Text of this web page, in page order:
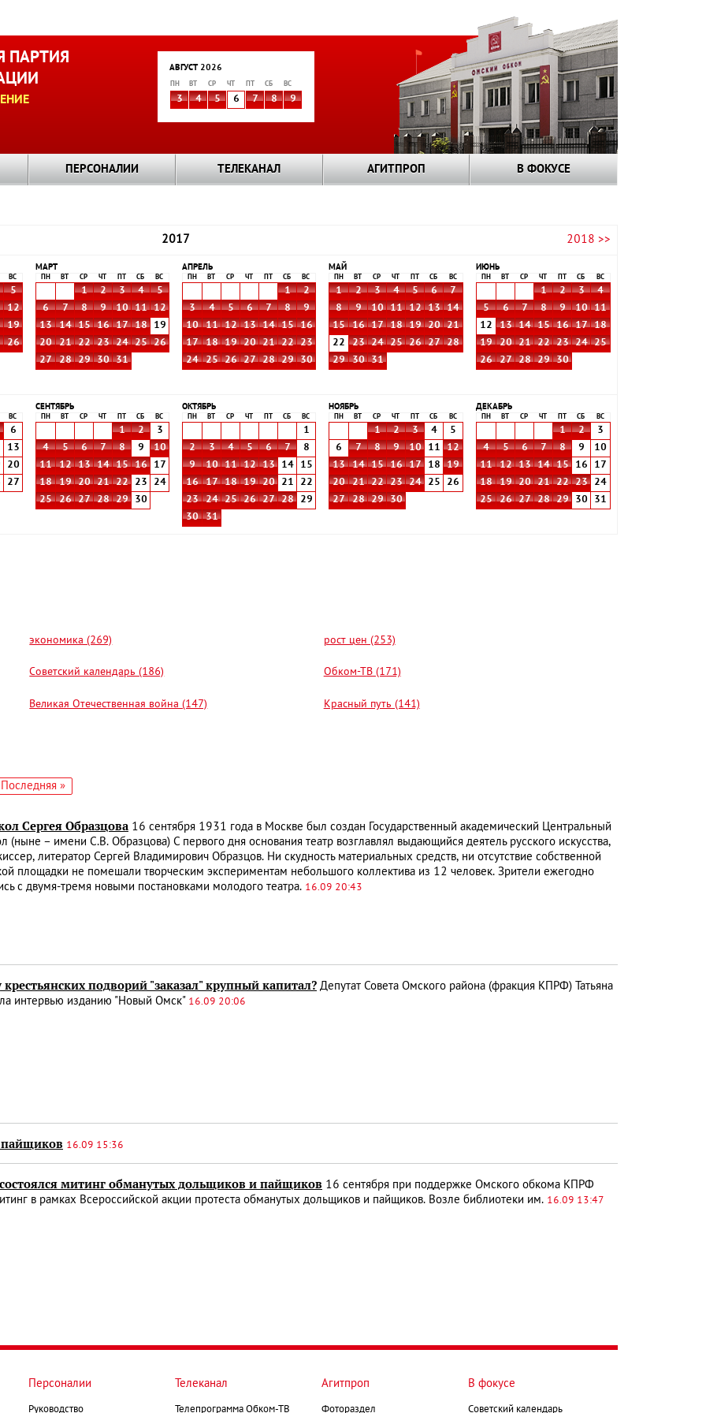
ПАРТИЯ
АВГУСТ 2026
ПН ВТ СР ЧТ СБ ВС
3 4 5 6 7 8 9
ПЕРСОНАЛИИ ТЕЛЕКАНАЛ АГИТПРОП В ФОКУСЕ
2017 2018 >>
ВС
5
12
19
26
МАРТ
ПН ВТ СР ЧТ СБ ВС
1 2 3 4
5
6
7 8 9 10 11
12
13
14 15 16 17 18
19
20
21 22 23 24 25
26
27
28 29 30 31
АПРЕЛЬ
ПН ВТ СР ЧТ СБ ВС
1
2
3
4 5 6 7 8
9
10
11 12 13 14 15
16
17
18 19 20 21 22
23
24
25 26 27 28 29 30
МАЙ
ПН ВТ СР ЧТ СБ ВС
1 2 3 4 5 6
7
8
9 10 11 12 13
14
15
16 17 18 19 20
21
22
23 24 25 26 27
28
29
30 31
ИЮНЬ
ПН ВТ СР ЧТ СБ ВС
1 2 3
4
5
6 7 8 9 10
11
12
13 14 15 16 17
18
19
20 21 22 23 24
25
26
27 28 29 30
ВС
6
13
20
27
СЕНТЯБРЬ
ПН ВТ СР ЧТ СБ ВС
1 2
3
4
5 6 7 8 9
10
11
12 13 14 15 16
17
18
19 20 21 22 23
24
25
26 27 28 29 30
ОКТЯБРЬ
ПН ВТ СР ЧТ СБ ВС
1
2
3 4 5 6 7
8
9
10 11 12 13 14
15
16
17 18 19 20 21
22
23
24 25 26 27 28
29
30
31
НОЯБРЬ
ПН ВТ СР ЧТ СБ ВС
1 2 3 4
5
6
7 8 9 10 11
12
13
14 15 16 17 18
19
20
21 22 23 24 25
26
27
28 29 30
ДЕКАБРЬ
ПН ВТ СР ЧТ СБ ВС
1 2
3
4
5 6 7 8 9
10
11
12 13 14 15 16
17
18
19 20 21 22 23
24
25
26 27 28 29 30 31
экономика (269) рост цен (253)
Советский календарь (186) Обком-ТВ (171)
Великая Отечественная война (147) Красный путь (141)
Последняя
Последняя »
Сергея Образцова 16 сентября 1931 года в Москве был создан Государственный академический Центральный
(ныне – имени С.В. Образцова) С первого дня основания театр возглавлял выдающийся деятель русского искусства,
литератор Сергей Владимирович Образцов. Ни скудность материальных средств, ни отсутствие собственной
площадки не помешали творческим экспериментам небольшого коллектива из 12 человек. Зрители ежегодно
с двумя-тремя новыми постановками молодого театра. 16.09 20:43
крестьянских подворий "заказал" крупный капитал? Депутат Совета Омского района (фракция КПРФ) Татьяна
интервью изданию "Новый Омск" 16.09 20:06
пайщиков 16.09 15:36
митинг обманутых дольщиков и пайщиков 16 сентября при поддержке Омского обкома КПРФ
в рамках Всероссийской акции протеста обманутых дольщиков и пайщиков. Возле библиотеки им. 16.09 13:47
Персоналии
Руководство
Телеканал
Телепрограмма Обком-ТВ
Агитпроп
Фотораздел
В фокусе
Советский календарь